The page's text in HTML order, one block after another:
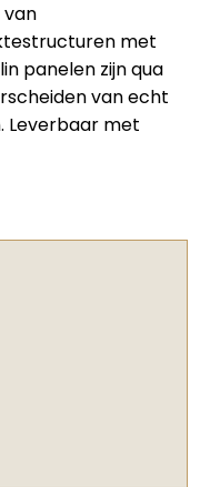
van
met
panelen zijn qua
van echt
Leverbaar met